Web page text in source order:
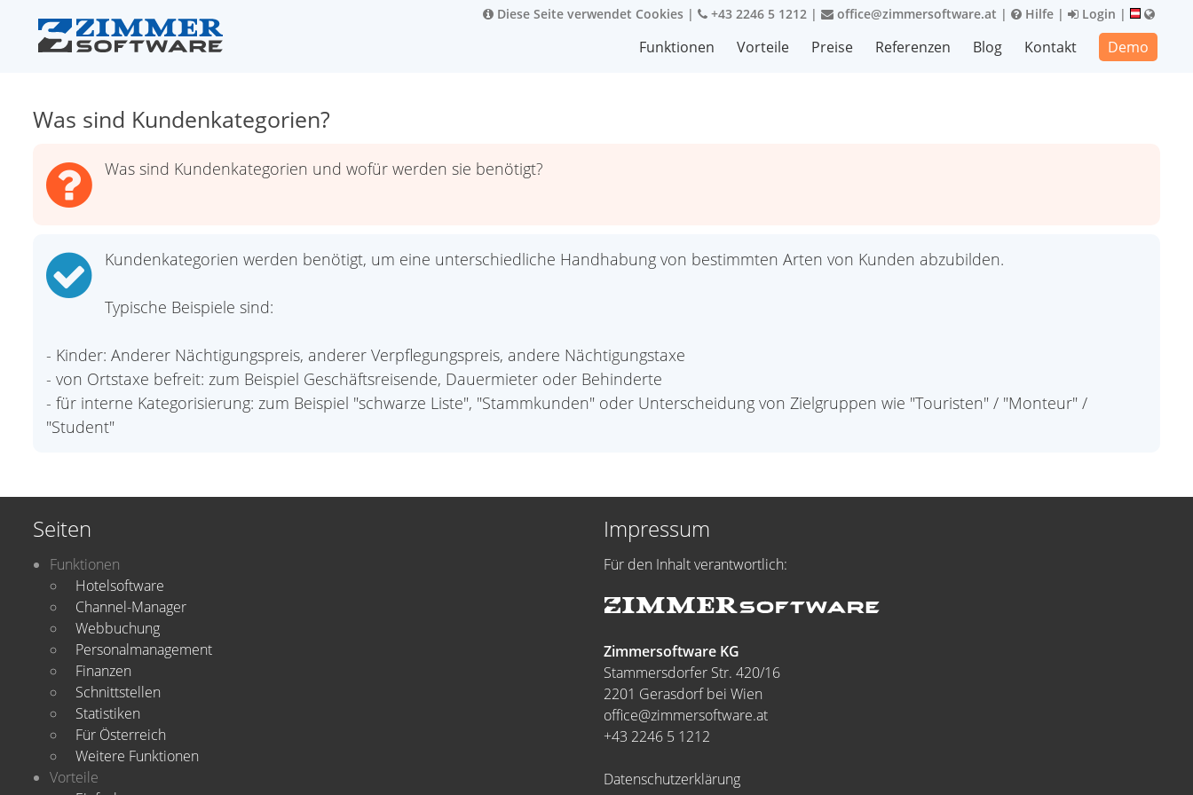
Diese Seite verwendet Cookies | +43 2246 5 1212 | office@zimmersoftware.at | Hilfe | Login |
Funktionen Vorteile Preise Referenzen Blog Kontakt Demo
Was sind Kundenkategorien?
Was sind Kundenkategorien und wofür werden sie benötigt?
Kundenkategorien werden benötigt, um eine unterschiedliche Handhabung von bestimmten Arten von Kunden abzubilden.
Typische Beispiele sind:
- Kinder: Anderer Nächtigungspreis, anderer Verpflegungspreis, andere Nächtigungstaxe
- von Ortstaxe befreit: zum Beispiel Geschäftsreisende, Dauermieter oder Behinderte
- für interne Kategorisierung: zum Beispiel "schwarze Liste", "Stammkunden" oder Unterscheidung von Zielgruppen wie "Touristen" / "Monteur" /
"Student"
Seiten
Funktionen
Hotelsoftware
Channel-Manager
Webbuchung
Personalmanagement
Finanzen
Schnittstellen
Statistiken
Für Österreich
Weitere Funktionen
Vorteile
Impressum
Für den Inhalt verantwortlich:
Zimmersoftware KG
Stammersdorfer Str. 420/16
2201 Gerasdorf bei Wien
office@zimmersoftware.at
+43 2246 5 1212
Datenschutzerklärung